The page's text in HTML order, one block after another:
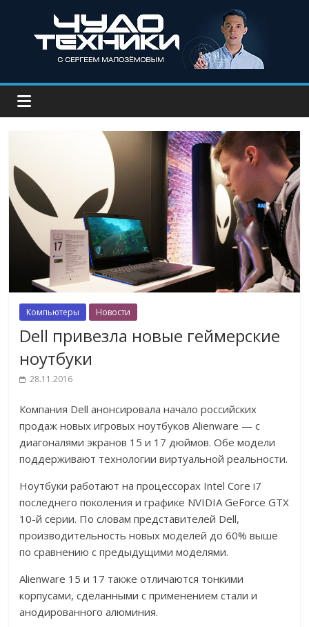
Компьютеры Новости
Dell привезла новые геймерские
ноутбуки
28.11.2016
Компания Dell анонсировала начало российских
продаж новых игровых ноутбуков Alienware — с
диагоналями экранов 15 и 17 дюймов. Обе модели
поддерживают технологии виртуальной реальности.
Ноутбуки работают на процессорах Intel Core i7
последнего поколения и графике NVIDIA GeForce GTX
10-й серии. По словам представителей Dell,
производительность новых моделей до 60% выше
по сравнению с предыдущими моделями.
Alienware 15 и 17 также отличаются тонкими
корпусами, сделанными с применением стали и
анодированного алюминия.